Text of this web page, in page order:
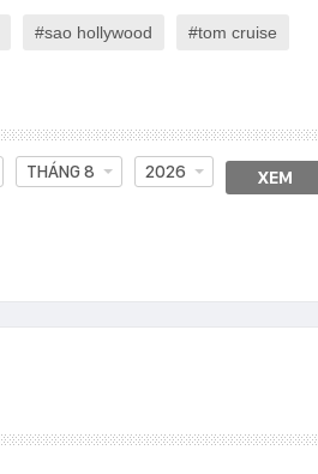
sao hollywood tom cruise
THÁNG 8 2026 XEM